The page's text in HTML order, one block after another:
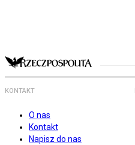
KONTAKT
O nas
Kontakt
Napisz do nas